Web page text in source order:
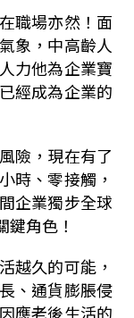
職場亦然！面
象，中高齡人
力他為企業寶
經成為企業的
險，現在有了
時、零接觸，
企業獨步全球
角色！
越久的可能，
、通貨膨脹侵
應老後生活的